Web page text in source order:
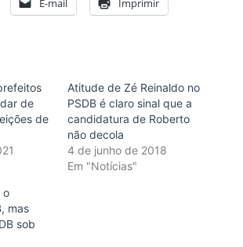
E-mail Imprimir
de
de
Atitude de Zé Reinaldo no
PSDB é claro sinal que a
candidatura de Roberto
não decola
4 de junho de 2018
Em "Notícias"
o
mas
sob